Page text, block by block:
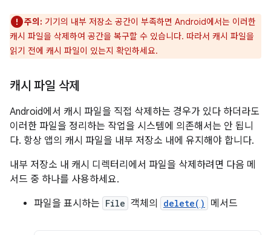
주의: 기기의 내부 저장소 공간이 부족하면 Android에서는 이러한
캐시 파일을 삭제하여 공간을 복구할 수 있습니다. 따라서 캐시 파일을
읽기 전에 캐시 파일이 있는지 확인하세요.
캐시 파일 삭제
Android에서 캐시 파일을 직접 삭제하는 경우가 있다 하더라도
이러한 파일을 정리하는 작업을 시스템에 의존해서는 안 됩니
다. 항상 앱의 캐시 파일을 내부 저장소 내에 유지해야 합니다.
내부 저장소 내 캐시 디렉터리에서 파일을 삭제하려면 다음 메
서드 중 하나를 사용하세요.
파일을 표시하는 File 객체의 delete() 메서드